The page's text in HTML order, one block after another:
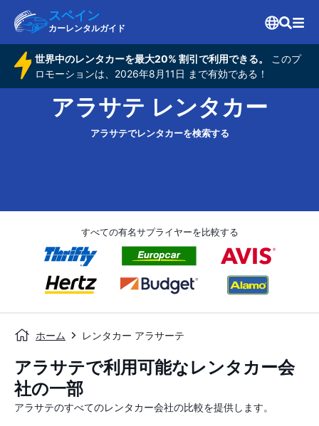
スペイン
カーレンタルガイド
世界中のレンタカーを最大20% 割引で利用できる。
このプ
ロモーションは、2026年8月11日 まで有効である！
アラサテ レンタカー
アラサテでレンタカーを検索する
すべての有名サプライヤーを比較する
ホーム レンタカー アラサーテ
アラサテで利用可能なレンタカー会
社の一部
アラサテのすべてのレンタカー会社の比較を提供します。